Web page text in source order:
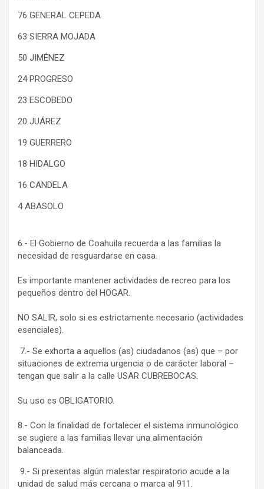
76 GENERAL CEPEDA
63 SIERRA MOJADA
50 JIMÉNEZ
24 PROGRESO
23 ESCOBEDO
20 JUÁREZ
19 GUERRERO
18 HIDALGO
16 CANDELA
4 ABASOLO
6.- El Gobierno de Coahuila recuerda a las familias la
necesidad de resguardarse en casa.
Es importante mantener actividades de recreo para los
pequeños dentro del HOGAR.
NO SALIR, solo si es estrictamente necesario (actividades
esenciales).
7.- Se exhorta a aquellos (as) ciudadanos (as) que – por
situaciones de extrema urgencia o de carácter laboral –
tengan que salir a la calle USAR CUBREBOCAS.
Su uso es OBLIGATORIO.
8.- Con la finalidad de fortalecer el sistema inmunológico
se sugiere a las familias llevar una alimentación
balanceada.
9.- Si presentas algún malestar respiratorio acude a la
unidad de salud más cercana o marca al 911.